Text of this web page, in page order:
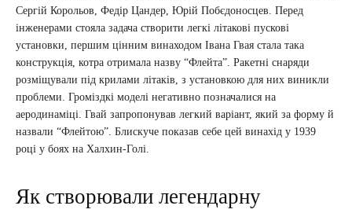
Сергій Корольов, Федір Цандер, Юрій Побєдоносцев. Перед
інженерами стояла задача створити легкі літакові пускові
установки, першим цінним винаходом Івана Гвая стала така
конструкція, котра отримала назву “Флейта”. Ракетні снаряди
розміщували під крилами літаків, з установкою для них виникли
проблеми. Громіздкі моделі негативно позначалися на
аеродинаміці. Гвай запропонував легкий варіант, який за форму й
назвали “Флейтою”. Блискуче показав себе цей винахід у 1939
році у боях на Халхин-Голі.
Як створювали легендарну